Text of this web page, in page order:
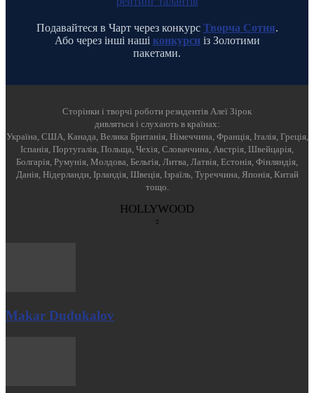
Подавайтеся в Чарт через конкурс Творча Сотня.
Або через інші наші конкурсиіз Золотими
пакетами.
Cторінки і творчі роботи резидентів Алеї Зірок
дивляться і слухають в країнах:
Україна, США, Канада, Велика Британія, Німеччина, Франція, Італія, Греція,
Іспанія, Португалія, Польща, Чехія, Словаччина, Австрія, Швейцарія,
Болгарія, Румунія, Молдова, Бельгія, Литва, Латвія, Естонія, Фінляндія,
Данія, Нідерланди, Ірландія, Швеція, Ізраїль, Туреччина, Японія, Китай
тощо.
HOLLYWOOD
Makar Dudukalov